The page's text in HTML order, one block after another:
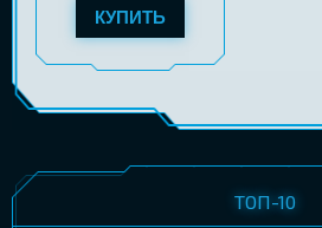
КУПИТЬ
ТОП-10